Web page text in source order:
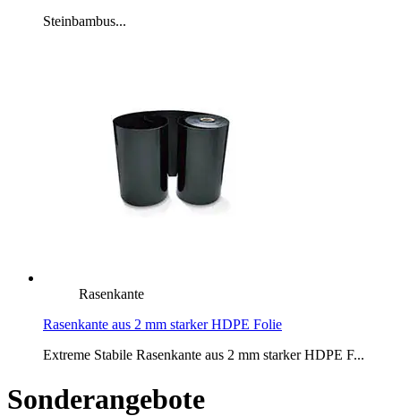
Steinbambus...
Rasenkante
Rasenkante aus 2 mm starker HDPE Folie
Extreme Stabile Rasenkante aus 2 mm starker HDPE F...
Sonderangebote